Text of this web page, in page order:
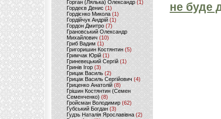
Горган (Лялька) Олександр(1)
Гордеєв Денис (1)
Гордієнко Микола (1)
Гордійчук Андрій (1)
Гордон Дмитро (7)
Грановський Олександр
Михайлович (10)
Гриб Вадим (1)
Григоришин Костянтин (5)
Гримчак Юрій(1)
Гриневецький Сергій(1)
Гринів Ігор (3)
Грицак Василь (2)
Грицак Василь Сергійович (4)
Гриценко Анатолій (8)
Грішин Костянтин (Семен
Семенченко)(8)
Гройсман Володимир(62)
Губський Богдан (3)
Гудзь Наталія Ярославівна(2)
не буде